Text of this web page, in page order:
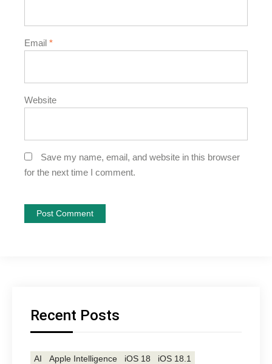
Email *
Website
Save my name, email, and website in this browser
for the next time I comment.
Recent Posts
AI Apple Intelligence iOS 18 iOS 18.1